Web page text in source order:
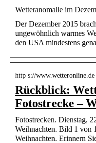
Wetteranomalie im
Der Dezember 2015
ungewöhnlich warmes
den USA mindestens
http s://
Rückblick:
Fotostrecke –
Fotostrecken. Dienstag,
Weihnachten. Bild 1 von
Weihnachten. Erinnern